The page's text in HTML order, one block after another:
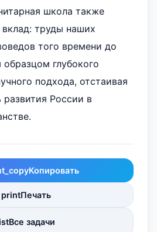
школа также
труды наших
того времени до
глубокого
подхода, отстаивая
России в
Копировать
printПечать
Все задачи